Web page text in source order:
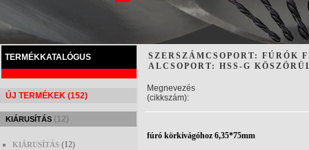
TERMÉKKATALÓGUS
ÚJ TERMÉKEK (152)
KIÁRUSÍTÁS (12)
KIÁRUSÍTÁS (12)
SZERSZÁMCSOPORT: FÚRÓK
ALCSOPORT: HSS-G
Megnevezés
(cikkszám):
fúró körkivágóhoz 6,35*75mm